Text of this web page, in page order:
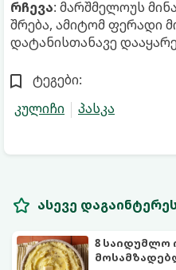
რჩევა: მარშმელოუს
შრება, ამიტომ ფერადი
დატანისთანავე
ტეგები:
კულიჩი
პასკა
ასევე
8 საიდუმლო